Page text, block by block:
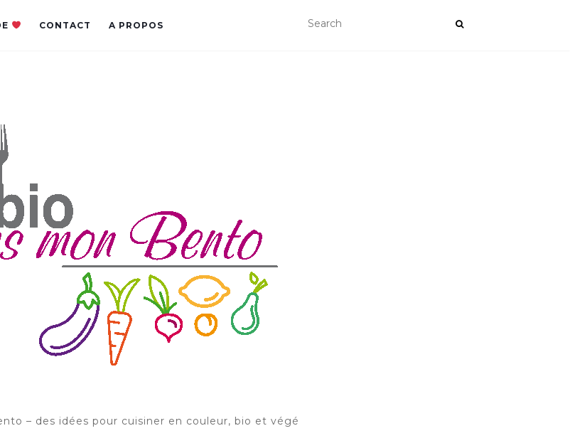
CONTACT A PROPOS
– des idées pour cuisiner en couleur, bio et végé